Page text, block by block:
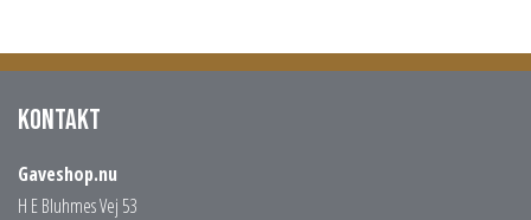
Kontakt
Gaveshop.nu
H E Bluhmes Vej 53